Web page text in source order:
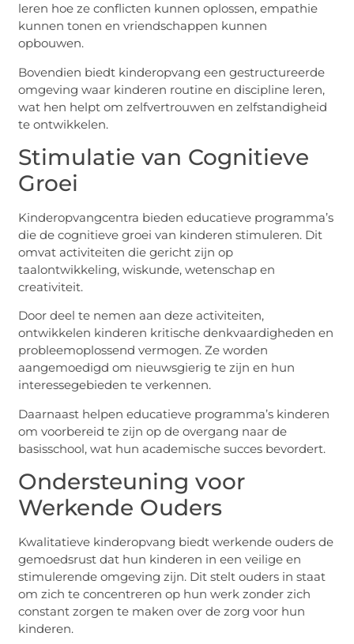
leren hoe ze conflicten kunnen oplossen, empathie
kunnen tonen en vriendschappen kunnen
opbouwen.
Bovendien biedt kinderopvang een gestructureerde
omgeving waar kinderen routine en discipline leren,
wat hen helpt om zelfvertrouwen en zelfstandigheid
te ontwikkelen.
Stimulatie van Cognitieve
Groei
Kinderopvangcentra bieden educatieve programma’s
die de cognitieve groei van kinderen stimuleren. Dit
omvat activiteiten die gericht zijn op
taalontwikkeling, wiskunde, wetenschap en
creativiteit.
Door deel te nemen aan deze activiteiten,
ontwikkelen kinderen kritische denkvaardigheden en
probleemoplossend vermogen. Ze worden
aangemoedigd om nieuwsgierig te zijn en hun
interessegebieden te verkennen.
Daarnaast helpen educatieve programma’s kinderen
om voorbereid te zijn op de overgang naar de
basisschool, wat hun academische succes bevordert.
Ondersteuning voor
Werkende Ouders
Kwalitatieve kinderopvang biedt werkende ouders de
gemoedsrust dat hun kinderen in een veilige en
stimulerende omgeving zijn. Dit stelt ouders in staat
om zich te concentreren op hun werk zonder zich
constant zorgen te maken over de zorg voor hun
kinderen.